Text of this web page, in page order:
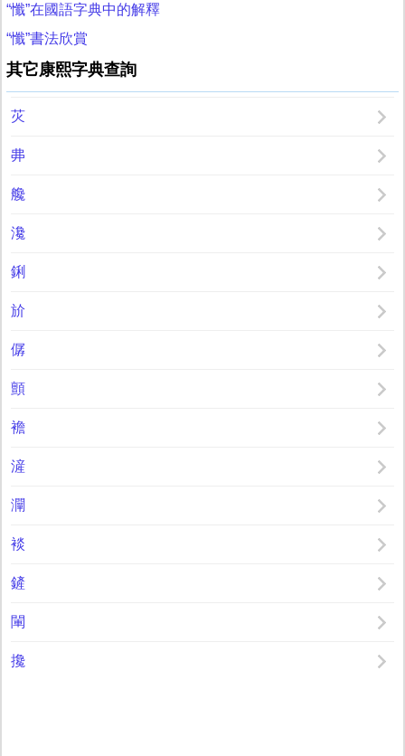
“懺”在國語字典中的解釋
“懺”書法欣賞
其它康熙字典查詢
苂
丳
艬
瀺
鋓
斺
僝
顫
襜
滻
灛
裧
鏟
閳
攙